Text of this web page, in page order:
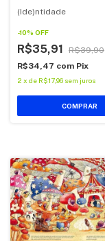
(Ide)ntidade
-10% OFF
R$35,91
R$39,90
R$34,47 com Pix
2 x de R$17,96 sem juros
COMPRAR